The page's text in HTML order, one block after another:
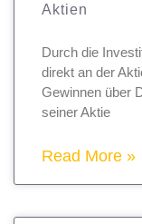
Aktien
Durch die
direkt an der
Gewinnen über
seiner Aktie
Read More »